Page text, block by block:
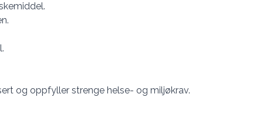
og oppfyller strenge helse- og miljøkrav.